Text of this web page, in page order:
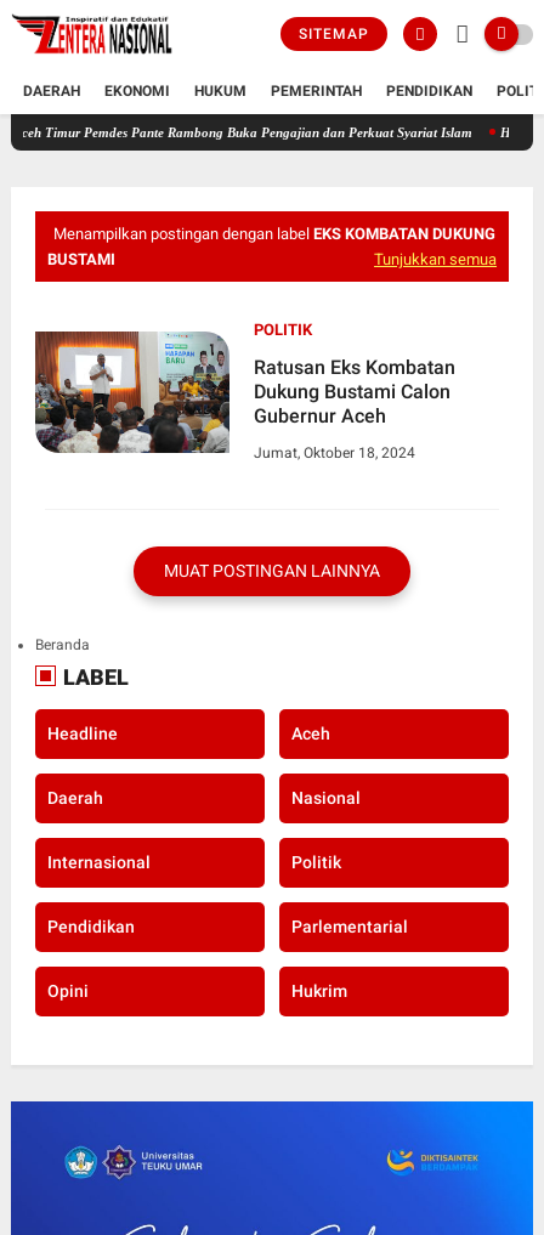
SITEMAP
DAERAH EKONOMI HUKUM PEMERINTAH PENDIDIKAN
Pemdes Pante Rambong Buka Pengajian dan Perkuat Syariat Islam HUT Ke-53, PT
Menampilkan postingan dengan label EKS KOMBATAN DUKUNG
BUSTAMI
Tunjukkan semua
POLITIK
Ratusan Eks Kombatan
Dukung Bustami Calon
Gubernur Aceh
Jumat, Oktober 18, 2024
MUAT POSTINGAN LAINNYA
Beranda
LABEL
Headline Aceh
Daerah Nasional
Internasional Politik
Pendidikan Parlementarial
Opini Hukrim